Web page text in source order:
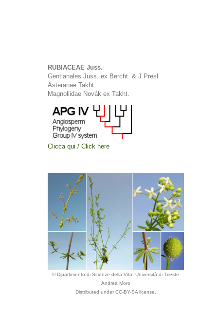
RUBIACEAE Juss.
Gentianales Juss. ex Bercht. & J.Presl
Asteranae Takht.
Magnoliidae Novák ex Takht.
Clicca qui / Click here
© Dipartimento di Scienze della Vita, Università di Trieste
Andrea Moro
Distributed under CC-BY-SA license.